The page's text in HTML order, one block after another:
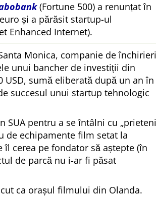
(Fortune 500) a renunțat în
și a părăsit startup-ul
Enhanced Internet).
Monica, companie de închirieri
unui bancher de investiții din
USD, sumă eliberată după un an în
succesul unui startup tehnologic
SUA pentru a se întâlni cu prieteni
de echipamente film setat la
îl cerea pe fondator să aștepte (în
de parcă nu i-ar fi păsat
ca orașul filmului din Olanda.